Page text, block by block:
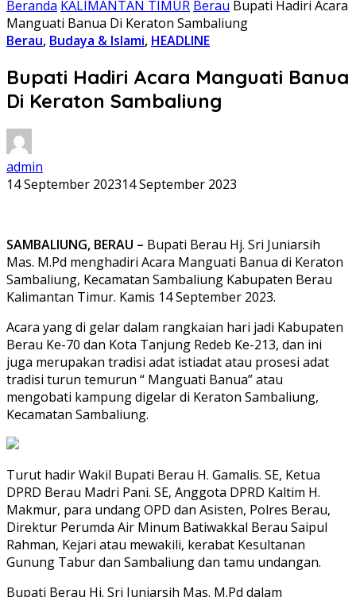
Beranda KALIMANTAN TIMUR Berau Bupati Hadiri Acara
Manguati Banua Di Keraton Sambaliung
Berau, Budaya & Islami, HEADLINE
Bupati Hadiri Acara Manguati Banua
Di Keraton Sambaliung
admin
14 September 202314 September 2023
SAMBALIUNG, BERAU – Bupati Berau Hj. Sri Juniarsih
Mas. M.Pd menghadiri Acara Manguati Banua di Keraton
Sambaliung, Kecamatan Sambaliung Kabupaten Berau
Kalimantan Timur. Kamis 14 September 2023.
Acara yang di gelar dalam rangkaian hari jadi Kabupaten
Berau Ke-70 dan Kota Tanjung Redeb Ke-213, dan ini
juga merupakan tradisi adat istiadat atau prosesi adat
tradisi turun temurun “ Manguati Banua” atau
mengobati kampung digelar di Keraton Sambaliung,
Kecamatan Sambaliung.
Turut hadir Wakil Bupati Berau H. Gamalis. SE, Ketua
DPRD Berau Madri Pani. SE, Anggota DPRD Kaltim H.
Makmur, para undang OPD dan Asisten, Polres Berau,
Direktur Perumda Air Minum Batiwakkal Berau Saipul
Rahman, Kejari atau mewakili, kerabat Kesultanan
Gunung Tabur dan Sambaliung dan tamu undangan.
Bupati Berau Hj. Sri Juniarsih Mas. M.Pd dalam